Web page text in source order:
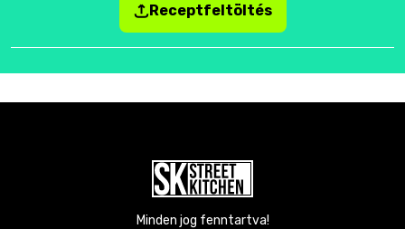
Receptfeltöltés
Minden jog fenntartva!